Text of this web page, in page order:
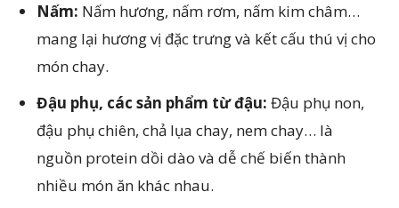
Nấm: Nấm hương, nấm rơm, nấm kim châm…
mang lại hương vị đặc trưng và kết cấu thú vị cho
món chay.
Đậu phụ, các sản phẩm từ đậu: Đậu phụ non,
đậu phụ chiên, chả lụa chay, nem chay… là
nguồn protein dồi dào và dễ chế biến thành
nhiều món ăn khác nhau.